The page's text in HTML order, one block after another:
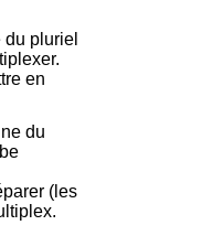
pluriel
en
du
(les